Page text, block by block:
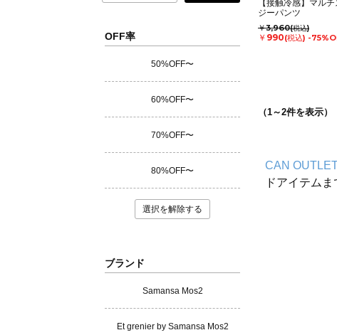
OFF率
50%OFF〜
60%OFF〜
70%OFF〜
80%OFF〜
選択を解除する
ブランド
Samansa Mos2
Et grenier by Samansa Mos2
【接触冷感】マル
ジーパンツ
￥3,960(税込)
￥990(税込) -
（1～2件を表示）
CAN
ドアイテム